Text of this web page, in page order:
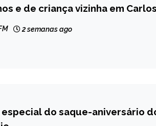
e de criança vizinha em
2 semanas ago
do saque-aniversário